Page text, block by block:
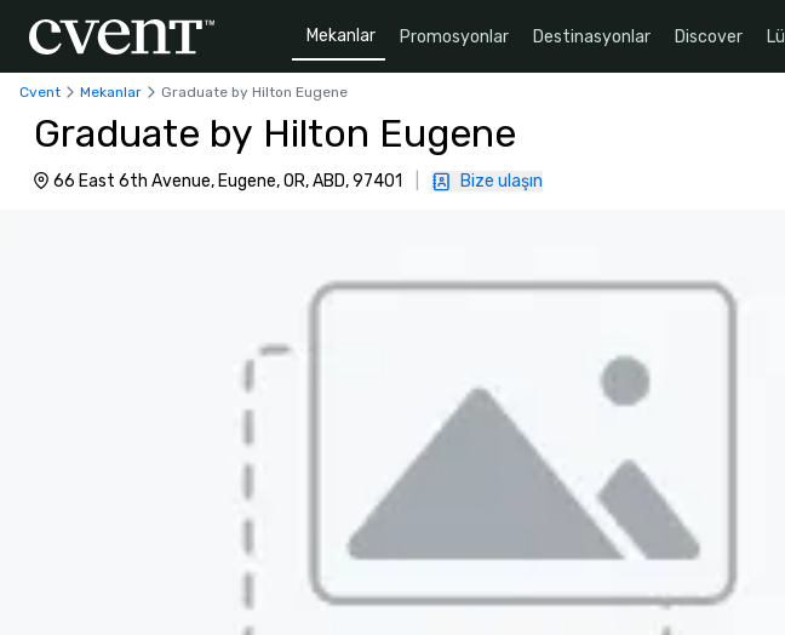
Mekanlar Promosyonlar Destinasyonlar Discover
Cvent Mekanlar Graduate by Hilton Eugene
Graduate by Hilton Eugene
66 East 6th Avenue, Eugene, OR, ABD, 97401 Bize ulaşın